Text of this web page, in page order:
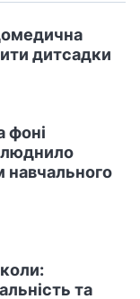
дитсадки
фоні
навчального
та